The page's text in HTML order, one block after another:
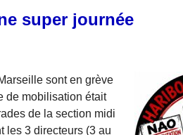
super journée
sont en grève
de mobilisation était
de la section midi
les 3 directeurs (3 au